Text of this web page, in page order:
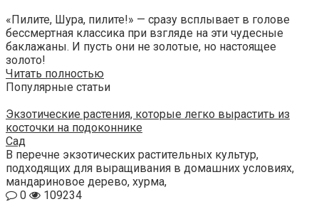
«Пилите, Шура, пилите!» — сразу всплывает в голове
бессмертная классика при взгляде на эти чудесные
баклажаны. И пусть они не золотые, но настоящее
золото!
Читать полностью
Популярные статьи
Экзотические растения, которые легко вырастить из
косточки на подоконнике
Сад
В перечне экзотических растительных культур,
подходящих для выращивания в домашних условиях,
мандариновое дерево, хурма,
0
109234